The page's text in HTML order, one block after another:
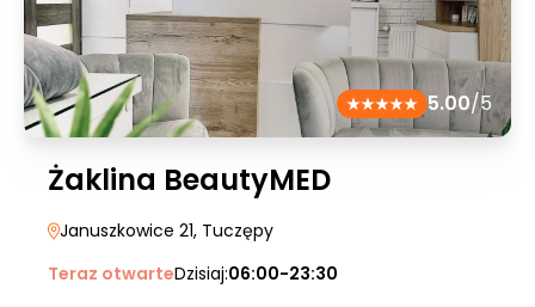
5.00/5
Żaklina BeautyMED
Januszkowice 21, Tuczępy
Teraz otwarteDzisiaj:06:00-23:30